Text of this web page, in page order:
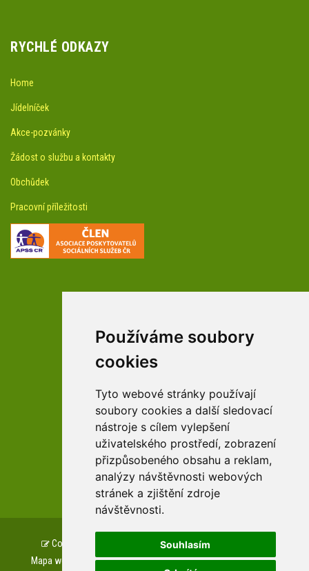
Používáme soubory
cookies
Tyto webové stránky používají
soubory cookies a další sledovací
nástroje s cílem vylepšení
uživatelského prostředí, zobrazení
přizpůsobeného obsahu a reklam,
analýzy návštěvnosti webových
stránek a zjištění zdroje
návštěvnosti.
Souhlasím
RYCHLÉ ODKAZY
Home
Jídelníček
Akce-pozvánky
Žádost o službu a kontakty
Obchůdek
Pracovní příležitosti
facebookové profily domova a arboreta
Youtube profily domova a arboreta
zařízení Pardubického kraje
Copyright © www.csszampach.cz, created by
Mapa webu
Prohlášení o přístupnosti GDPR Cookies